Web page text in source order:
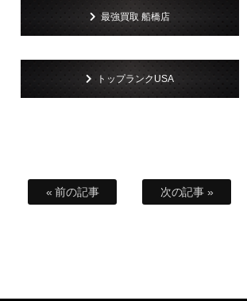
最強買取 船橋店
トップランクUSA
« 前の記事 次の記事 »